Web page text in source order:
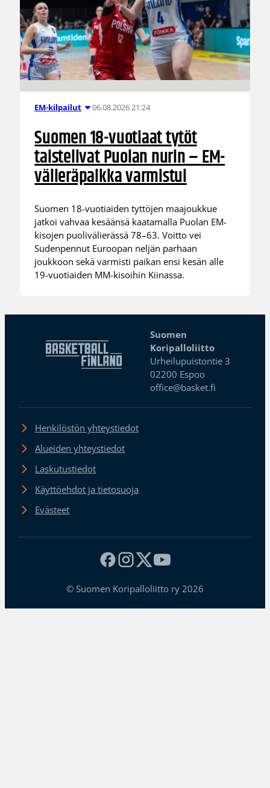
EM-kilpailut 06.08.2026 21:24
Suomen 18-vuotiaat tytöt
taistelivat Puolan nurin – EM-
välieräpaikka varmistui
Suomen 18-vuotiaiden tyttöjen maajoukkue
jatkoi vahvaa kesäänsä kaatamalla Puolan EM-
kisojen puolivälierässä 78–63. Voitto vei
Sudenpennut Euroopan neljän parhaan
joukkoon sekä varmisti paikan ensi kesän alle
19-vuotiaiden MM-kisoihin Kiinassa.
Suomen
Koripalloliitto
Urheilupuistontie 3
02200 Espoo
office@basket.fi
Henkilöstön yhteystiedot
Alueiden yhteystiedot
Laskutustiedot
Käyttöehdot ja tietosuoja
Evästeet
© Suomen Koripalloliitto ry 2026